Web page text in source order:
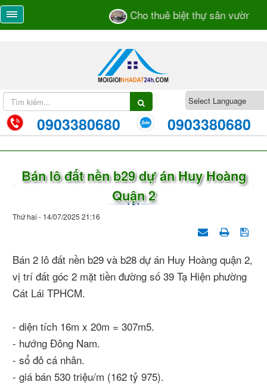
Cho thuê biệt thự sân vườn số
0903380680 0903380680
Bán lô đất nền b29 dự án Huy Hoàng
Quận 2
Thứ hai - 14/07/2025 21:16
Bán 2 lô đất nền b29 và b28 dự án Huy Hoàng quận 2,
vị trí đất góc 2 mặt tiền đường số 39 Tạ Hiện phường
Cát Lái TPHCM.
- diện tích 16m x 20m = 307m5.
- hướng Đông Nam.
- sổ đỏ cá nhân.
- giá bán 530 triệu/m (162 tỷ 975).